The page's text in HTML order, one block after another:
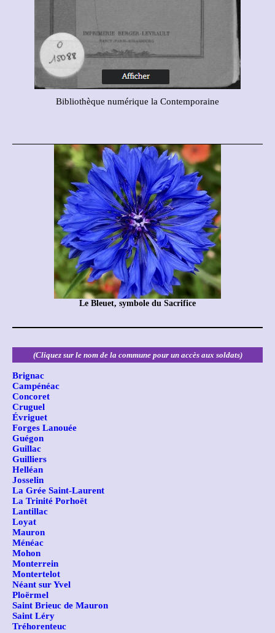
Bibliothèque numérique la Contemporaine
Le Bleuet, symbole du Sacrifice
(Cliquez sur le nom de la commune pour un accès aux soldats)
Brignac
Campénéac
Concoret
Cruguel
Évriguet
Forges Lanouée
Guégon
Guillac
Guilliers
Helléan
Josselin
La Grée Saint-Laurent
La Trinité Porhoët
Lantillac
Loyat
Mauron
Ménéac
Mohon
Monterrein
Montertelot
Néant sur Yvel
Ploërmel
Saint Brieuc de Mauron
Saint Léry
Tréhorenteuc